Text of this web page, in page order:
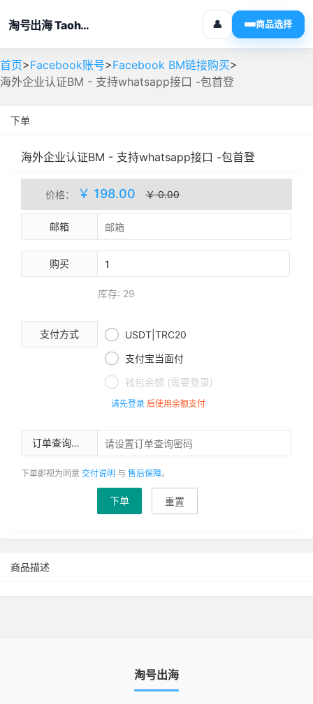
淘号出海 Taohaochuhai 👤 商品选择
首页>Facebook账号>Facebook BM链接购买>
海外企业认证BM - 支持whatsapp接口 -包首登
下单
海外企业认证BM - 支持whatsapp接口 -包首登
人工处理 库存(29)
价格： ￥ 198.00 ￥ 0.00
邮箱
购买
库存: 29
支付方式  USDT|TRC20
 支付宝当面付
 钱包余额 (需要登录)
请先登录 后使用余额支付
订单查询密码
下单即视为同意 交付说明 与 售后保障。
下单 重置
商品描述
淘号出海